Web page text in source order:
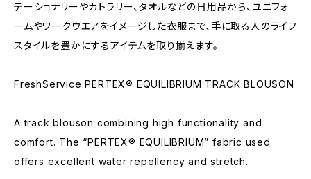
テーショナリーやカトラリー、タオルなどの日用品から、ユニフォ
ームやワークウエアをイメージした衣服まで、手に取る人のライフ
スタイルを豊かにするアイテムを取り揃えます。
FreshService PERTEX® EQUILIBRIUM TRACK BLOUSON
A track blouson combining high functionality and
comfort. The “PERTEX® EQUILIBRIUM” fabric used
offers excellent water repellency and stretch.